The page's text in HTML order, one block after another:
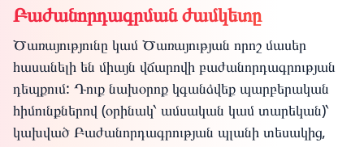
Բաժանորդագրման ժամկետը
Ծառայությունը կամ Ծառայության որոշ մասեր
հասանելի են միայն վճարովի բաժանորդագրության
դեպքում: Դուք նախօրոք կգանձվեք պարբերական
հիմունքներով (օրինակ՝ ամսական կամ տարեկան)՝
կախված Բաժանորդագրության պլանի տեսակից,